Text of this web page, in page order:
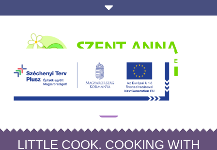
LITTLE COOK. COOKING WITH